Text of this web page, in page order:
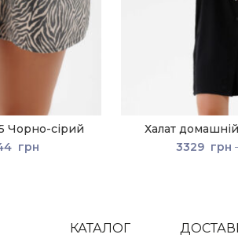
Чорно-сірий
грн
Халат
3329 грн
КАТАЛОГ